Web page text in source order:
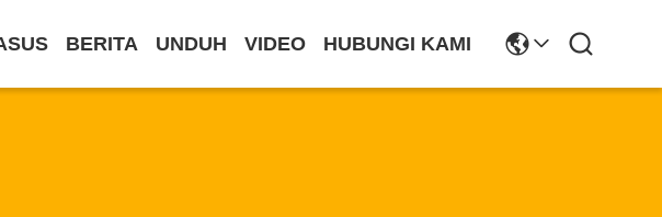
BERITA UNDUH VIDEO HUBUNGI KAMI